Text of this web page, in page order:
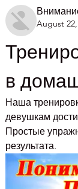
August
в
Наша
девушкам
Простые
результата.